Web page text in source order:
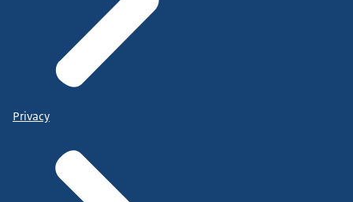
Privacy